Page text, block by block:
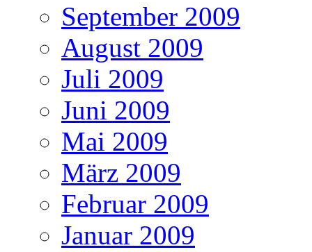
September 2009
August 2009
Juli 2009
Juni 2009
Mai 2009
März 2009
Februar 2009
Januar 2009